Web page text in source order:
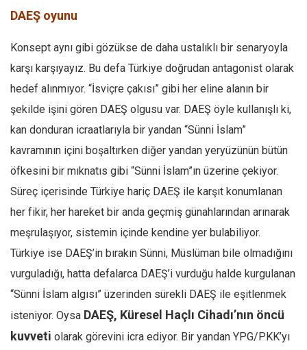
DAEŞ oyunu
Konsept aynı gibi gözükse de daha ustalıklı bir senaryoyla
karşı karşıyayız. Bu defa Türkiye doğrudan antagonist olarak
hedef alınmıyor. “İsviçre çakısı” gibi her eline alanın bir
şekilde işini gören DAEŞ olgusu var. DAEŞ öyle kullanışlı ki,
kan donduran icraatlarıyla bir yandan “Sünni İslam”
kavramının içini boşaltırken diğer yandan yeryüzünün bütün
öfkesini bir mıknatıs gibi “Sünni İslam”ın üzerine çekiyor.
Süreç içerisinde Türkiye hariç DAEŞ ile karşıt konumlanan
her fikir, her hareket bir anda geçmiş günahlarından arınarak
meşrulaşıyor, sistemin içinde kendine yer bulabiliyor.
Türkiye ise DAEŞ’in bırakın Sünni, Müslüman bile olmadığını
vurguladığı, hatta defalarca DAEŞ’i vurduğu halde kurgulanan
“Sünni İslam algısı” üzerinden sürekli DAEŞ ile eşitlenmek
isteniyor. Oysa DAEŞ, Küresel Haçlı Cihadı’nın öncü
kuvveti olarak görevini icra ediyor. Bir yandan YPG/PKK’yı